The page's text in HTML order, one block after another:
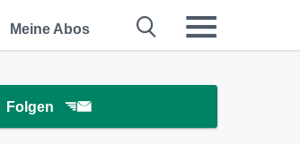
Meine Abos
Folgen